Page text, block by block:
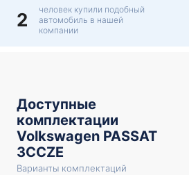
2
человек купили подобный
автомобиль в нашей
компании
Доступные
комплектации
Volkswagen PASSAT
3CCZE
Варианты комплектаций